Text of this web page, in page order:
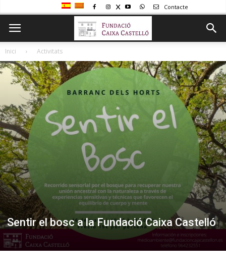
Contacte
Inici Activitats
Sentir el bosc a la Fundació Caixa Castelló